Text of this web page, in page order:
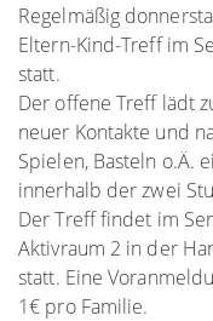
Regelmäßig
Eltern-Kind-Treff im
statt.
Der offene Treff lädt
neuer Kontakte und
Spielen, Basteln o.Ä.
innerhalb der zwei
Der Treff findet im
Aktivraum 2 in der
statt. Eine
1€ pro Familie.